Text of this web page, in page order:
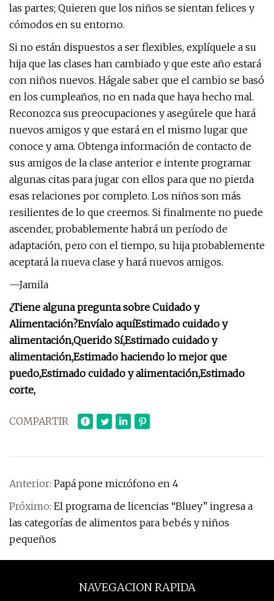
las partes; Quieren que los niños se sientan felices y
cómodos en su entorno.
Si no están dispuestos a ser flexibles, explíquele a su
hija que las clases han cambiado y que este año estará
con niños nuevos. Hágale saber que el cambio se basó
en los cumpleaños, no en nada que haya hecho mal.
Reconozca sus preocupaciones y asegúrele que hará
nuevos amigos y que estará en el mismo lugar que
conoce y ama. Obtenga información de contacto de
sus amigos de la clase anterior e intente programar
algunas citas para jugar con ellos para que no pierda
esas relaciones por completo. Los niños son más
resilientes de lo que creemos. Si finalmente no puede
ascender, probablemente habrá un período de
adaptación, pero con el tiempo, su hija probablemente
aceptará la nueva clase y hará nuevos amigos.
—Jamila
¿Tiene alguna pregunta sobre Cuidado y
Alimentación?Envíalo aquíEstimado cuidado y
alimentación,Querido Sí,Estimado cuidado y
alimentación,Estimado haciendo lo mejor que
puedo,Estimado cuidado y alimentación,Estimado
corte,
COMPARTIR
Anterior: Papá pone micrófono en 4
Próximo: El programa de licencias “Bluey” ingresa a
las categorías de alimentos para bebés y niños
pequeños
NAVEGACION RAPIDA